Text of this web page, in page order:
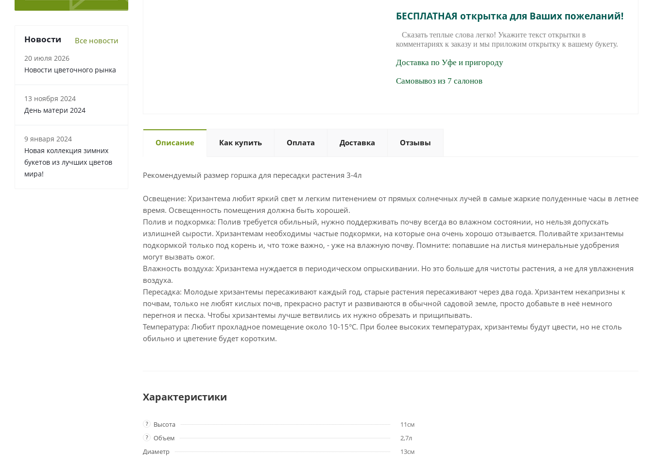
БЕСПЛАТНАЯ открытка для Ваших пожеланий!
Сказать теплые слова легко! Укажите текст открытки в
комментариях к заказу и мы приложим открытку к вашему букету.
Доставка по Уфе и пригороду
Самовывоз из 7 салонов
Описание Как купить Оплата Доставка Отзывы
Рекомендуемый размер горшка для пересадки растения 3-4л
Освещение: Хризантема любит яркий свет м легким питенением от прямых солнечных лучей в самые жаркие полуденные часы в летнее
время. Освещенность помещения должна быть хорошей.
Полив и подкормка: Полив требуется обильный, нужно поддерживать почву всегда во влажном состоянии, но нельзя допускать
излишней сырости. Хризантемам необходимы частые подкормки, на которые она очень хорошо отзывается. Поливайте хризантемы
подкормкой только под корень и, что тоже важно, - уже на влажную почву. Помните: попавшие на листья минеральные удобрения
могут вызвать ожог.
Влажность воздуха: Хризантема нуждается в периодическом опрыскивании. Но это больше для чистоты растения, а не для увлажнения
воздуха.
Пересадка: Молодые хризантемы пересаживают каждый год, старые растения пересаживают через два года. Хризантем некапризны к
почвам, только не любят кислых почв, прекрасно растут и развиваются в обычной садовой земле, просто добавьте в неё немного
перегноя и песка. Чтобы хризантемы лучше ветвились их нужно обрезать и прищипывать.
Температура: Любит прохладное помещение около 10-15°С. При более высоких температурах, хризантемы будут цвести, но не столь
обильно и цветение будет коротким.
Характеристики
? Высота 11см
? Объем
2,7л
Диаметр
13см
Новости Все новости
20 июля 2026
Новости цветочного рынка
13 ноября 2024
День матери 2024
9 января 2024
Новая коллекция зимних
букетов из лучших цветов
мира!